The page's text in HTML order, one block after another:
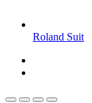
Roland Suit